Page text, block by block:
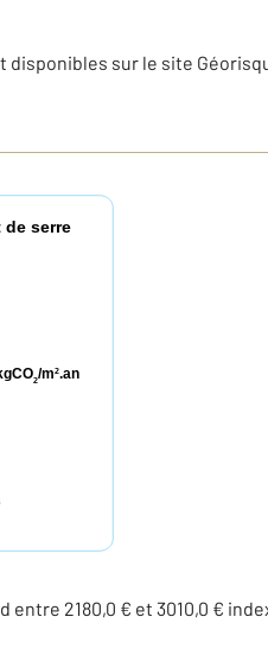
disponibles sur le site
de serre
2/m2.an
2180,0 € et 3010,0 €